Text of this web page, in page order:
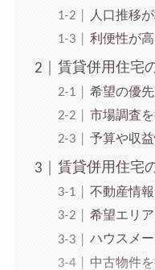
人口推移
利便性が
賃貸併用住宅
希望の優
市場調査を
予算や収
賃貸併用住宅
不動産情
希望エリ
ハウスメ
中古物件